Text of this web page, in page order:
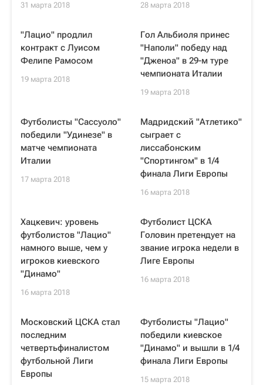
31 марта 2018 28 марта 2018
"Лацио" продлил
контракт с Луисом
Фелипе Рамосом
19 марта 2018
Гол Альбиоля принес
"Наполи" победу над
"Дженоа" в 29-м туре
чемпионата Италии
19 марта 2018
Футболисты "Сассуоло"
победили "Удинезе" в
матче чемпионата
Италии
17 марта 2018
Мадридский "Атлетико"
сыграет с
лиссабонским
"Спортингом" в 1/4
финала Лиги Европы
16 марта 2018
Хацкевич: уровень
футболистов "Лацио"
намного выше, чем у
игроков киевского
"Динамо"
16 марта 2018
Футболист ЦСКА
Головин претендует на
звание игрока недели в
Лиге Европы
16 марта 2018
Московский ЦСКА стал
последним
четвертьфиналистом
футбольной Лиги
Европы
Футболисты "Лацио"
победили киевское
"Динамо" и вышли в 1/4
финала Лиги Европы
15 марта 2018